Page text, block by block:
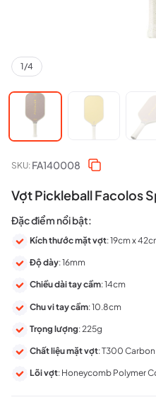
1/4
SKU: FA140008
Vợt Pickleball Facolos
Đặc điểm nổi bật:
Kích thước mặt vợt: 19cm x
Độ dày: 16mm
Chiều dài tay cầm: 14cm
Chu vi tay cầm: 10.8cm
Trọng lượng: 225g
Chất liệu mặt vợt: T300
Lõi vợt: Honeycomb Polymer